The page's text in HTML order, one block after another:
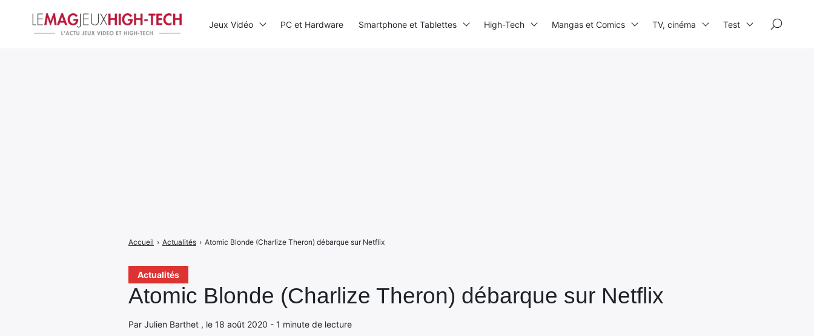
Actualités
Atomic Blonde (Charlize Theron) débarque sur Netflix
Par Julien Barthet , le 18 août 2020 - 1 minute de lecture
Accueil › Actualités › Atomic Blonde (Charlize Theron) débarque sur Netflix
Jeux Vidéo PC et Hardware Smartphone et Tablettes High-Tech Mangas et Comics TV, cinéma Test